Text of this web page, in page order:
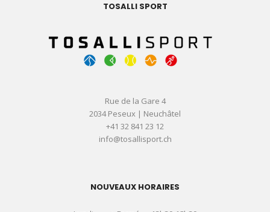
TOSALLI SPORT
Rue de la Gare 4
2034 Peseux | Neuchâtel
+41 32 841 23 12
info@tosallisport.ch
NOUVEAUX HORAIRES